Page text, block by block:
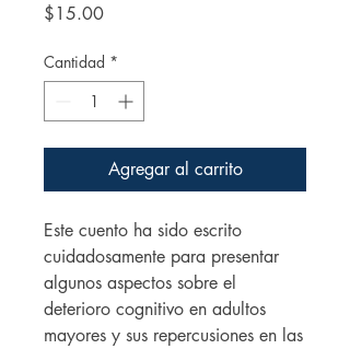
$15.00Precio
Cantidad *
Agregar al carrito
Este cuento ha sido escrito
cuidadosamente para presentar
algunos aspectos sobre el
deterioro cognitivo en adultos
mayores y sus repercusiones en las